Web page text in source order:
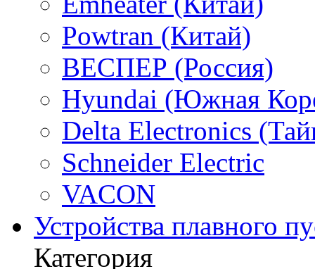
Powtran (Китай)
ВЕСПЕР (Россия)
Hyundai (Южная
Delta Electronics
Schneider Electric
VACON
Устройства плавного
Категория